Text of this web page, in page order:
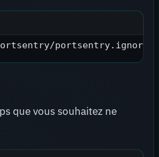
portsentry.ignore
que vous souhaitez ne